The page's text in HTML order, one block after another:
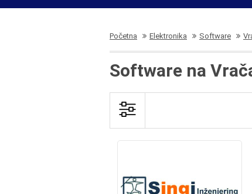
Početna Elektronika Software
Software na